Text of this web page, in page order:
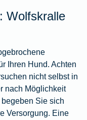
Wolfskralle
Ihren Hund. Achten
nicht selbst in
nach Möglichkeit
Sie sich
Versorgung. Eine